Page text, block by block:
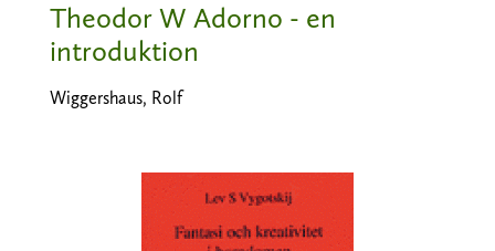
Theodor W Adorno - en
introduktion
Wiggershaus, Rolf